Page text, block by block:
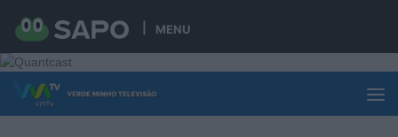
MENU
Skip to content